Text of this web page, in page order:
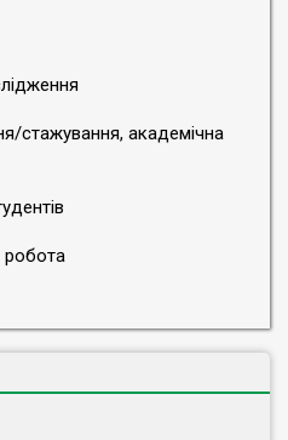
стажування, академічна
робота